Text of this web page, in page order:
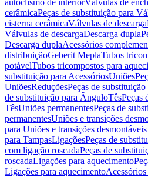
autoclismo de interiorVálvulas de
cerâmicaPeças de substituição para
cisterna cerâmicaVálvulas de descarga
Válvulas de descargaDescarga dupla
Descarga duplaAcessórios
distribuiçãoGeberit MeplaTubos
potávelTubos tricompostos para
substituição para AcessóriosUniões
UniõesReduçõesPeças de
de substituição para ÂnguloTêsPeças
TêsUniões permanentesPeças de
permanentesUniões e transições
para Uniões e transições desmontáveis
para TampasLigaçõesPeças de
com ligação roscadaPeças de
roscadaLigações para aquecimento
Ligações para aquecimento